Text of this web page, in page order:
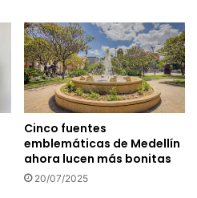
Cinco fuentes
emblemáticas de Medellín
ahora lucen más bonitas
20/07/2025